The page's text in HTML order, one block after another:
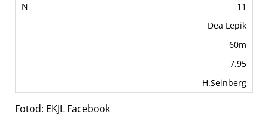
11
Dea Lepik
60m
7,95
H.Seinberg
Fotod: EKJL Facebook